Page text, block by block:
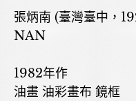
張炳南 (臺灣臺中，
NAN
1982年作
油畫 油彩畫布 鏡框